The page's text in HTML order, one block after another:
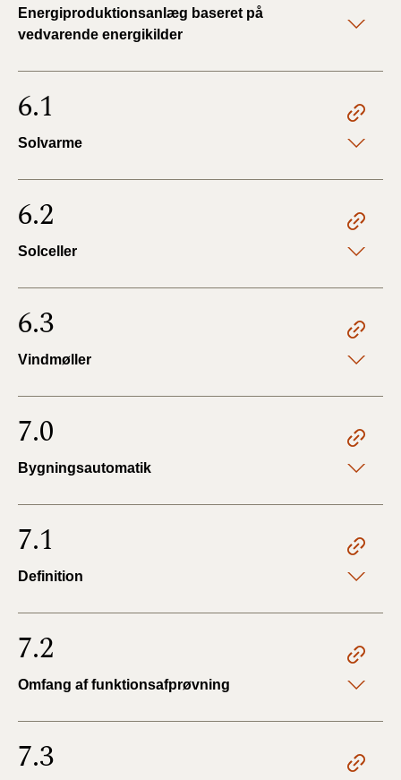
Energiproduktionsanlæg baseret på
vedvarende energikilder
6.1
Solvarme
6.2
Solceller
6.3
Vindmøller
7.0
Bygningsautomatik
7.1
Definition
7.2
Omfang af funktionsafprøvning
7.3